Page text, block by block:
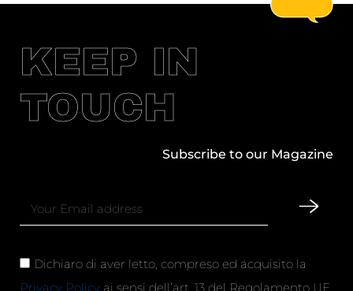
KEEP IN
TOUCH
Subscribe to our Magazine
Dichiaro di aver letto, compreso ed acquisito la
Privacy Policy ai sensi dell’art. 13 del Regolamento UE